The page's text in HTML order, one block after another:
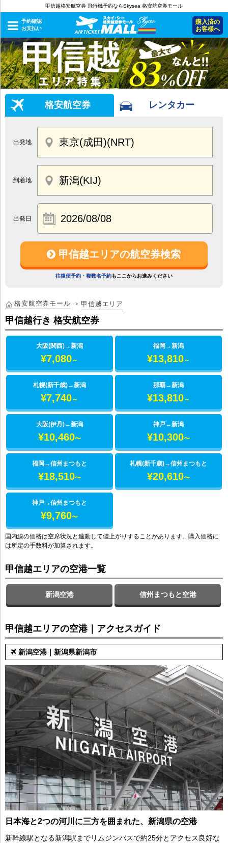
甲信越格安航空券 飛行機予約ならSkysea 格安航空券モール
予約確認
お支払い
購入済の
お客様へ
格安航空券 レンタカー
出発地
到着地
出発日
甲信越エリアの航空券検索
往復便予約・複数名予約もここからお進みください
格安航空券モール 甲信越エリア
甲信越行き 格安航空券
大阪(関西)→新潟
¥7,080～
福岡 →新潟
¥13,810～
札幌(新千歳)→新潟
¥7,740～
那覇→新潟
¥13,810～
大阪(伊丹)→新潟
¥10,460〜
神戸→新潟
¥10,300〜
福岡 →信州まつもと
¥18,510〜
札幌(新千歳)→信州まつもと
¥20,610〜
神戸→信州まつもと
¥9,760〜
国内線の価格は空席状況と連動して値上がりすることがあります。購入価格に
は所定の手数料が加算されます。
甲信越エリアの空港一覧
新潟空港 信州まつもと空港
甲信越エリアの空港｜アクセスガイド
新潟空港｜新潟県新潟市
日本海と2つの河川に三方を囲まれた、新潟県の空港
新幹線駅となる新潟駅までリムジンバスで約25分とアクセス良好な